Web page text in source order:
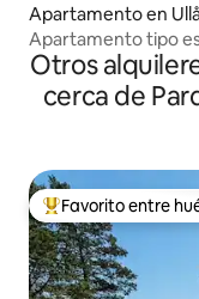
Apartamento en
Apartamento tipo
Otros
cerca de
Favorito entre
Favorito entre